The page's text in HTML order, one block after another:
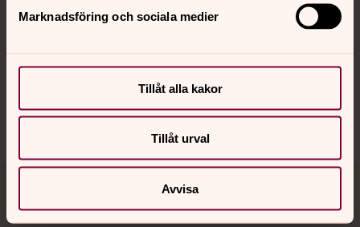
Marknadsföring och sociala medier
Tillåt alla kakor
Tillåt urval
Avvisa
Hitta snabbt
Sociala kanaler
Jourhavande präst